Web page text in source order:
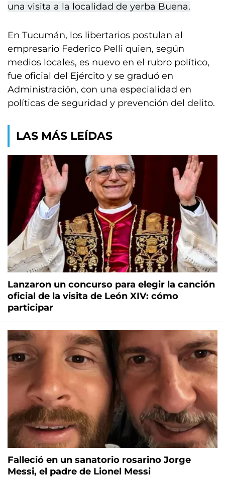
una visita a la localidad de yerba Buena.
En Tucumán, los libertarios postulan al
empresario Federico Pelli quien, según
medios locales, es nuevo en el rubro político,
fue oficial del Ejército y se graduó en
Administración, con una especialidad en
políticas de seguridad y prevención del delito.
LAS MÁS LEÍDAS
Lanzaron un concurso para elegir la canción
oficial de la visita de León XIV: cómo
participar
Falleció en un sanatorio rosarino Jorge
Messi, el padre de Lionel Messi